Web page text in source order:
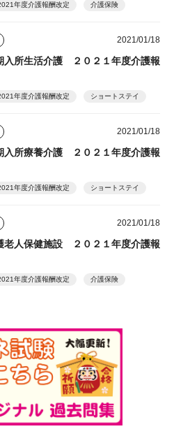
年度介護報酬改定 介護保険
2021/01/18
入所生活介護 ２０２１年度介護報
年度介護報酬改定 ショートステイ
2021/01/18
入所療養介護 ２０２１年度介護報
年度介護報酬改定 ショートステイ
2021/01/18
老人保健施設 ２０２１年度介護報
年度介護報酬改定 介護保険